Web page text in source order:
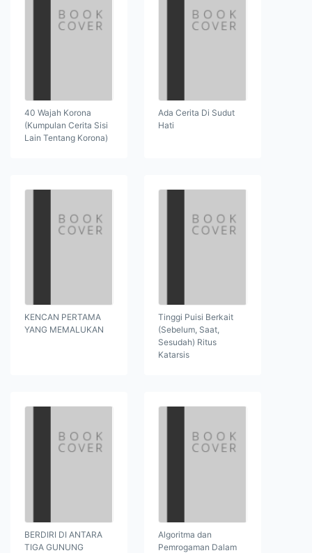
40 Wajah Korona
(Kumpulan Cerita Sisi
Lain Tentang Korona)
Ada Cerita Di Sudut
Hati
KENCAN PERTAMA
YANG MEMALUKAN
Tinggi Puisi Berkait
(Sebelum, Saat,
Sesudah) Ritus
Katarsis
BERDIRI DI ANTARA
TIGA GUNUNG
Algoritma dan
Pemrogaman Dalam